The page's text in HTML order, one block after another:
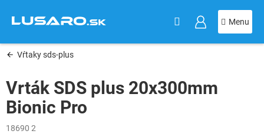
obsah
Vŕtaky sds-plus
Vrták SDS plus 20x300mm
Bionic Pro
18690 2